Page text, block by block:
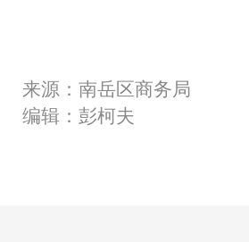
来源：南岳区商务局
编辑：彭柯夫